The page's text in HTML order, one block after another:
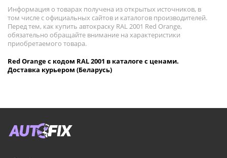
Информация о товарах получена из открытых источников, в
том числе с официальных сайтов и каталогов производителей.
Перед тем, как купить автокраску RAL 2001 Red Orange,
обязательно обращайте внимание на характеристики
приобретаемого товара.
Red Orange с кодом RAL 2001 в каталоге с ценами.
Доставка курьером (Беларусь)